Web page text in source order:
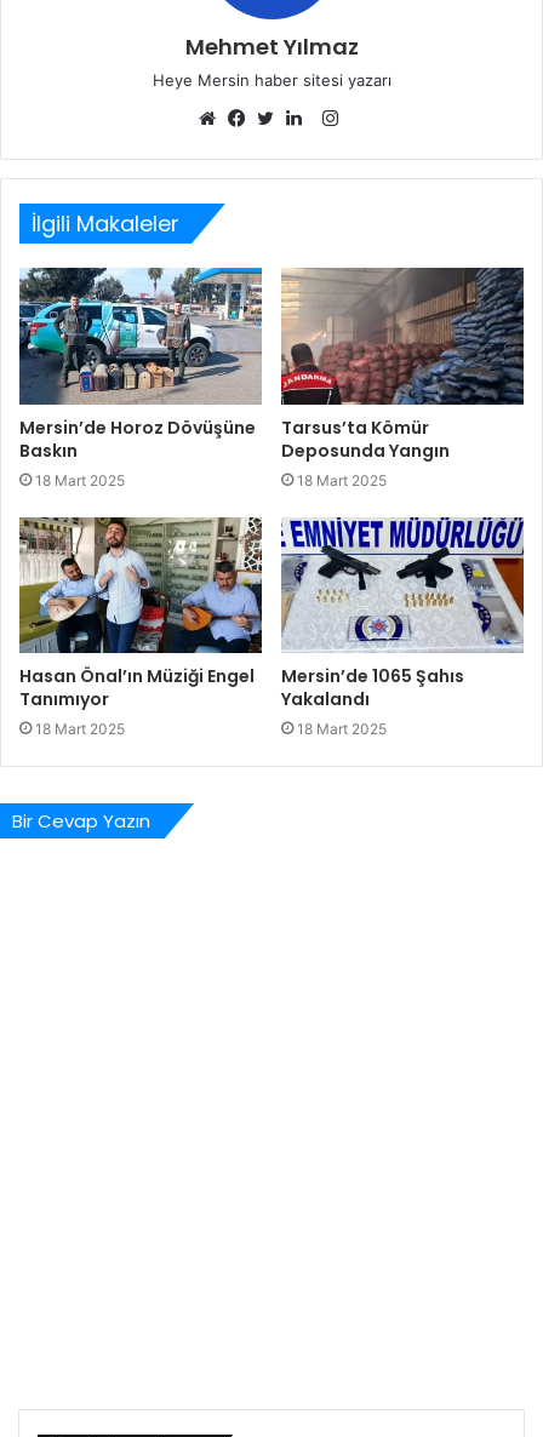
Mehmet Yılmaz
Heye Mersin haber sitesi yazarı
sitesi
Instagram
İlgili Makaleler
Mersin’de Horoz Dövüşüne
Baskın
18 Mart 2025
Tarsus’ta Kömür
Deposunda Yangın
18 Mart 2025
Hasan Önal’ın Müziği Engel
Tanımıyor
18 Mart 2025
Mersin’de 1065 Şahıs
Yakalandı
18 Mart 2025
Bir Cevap Yazın